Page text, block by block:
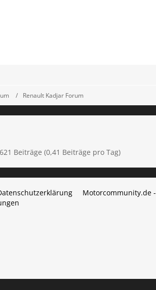
Renault Kadjar Forum
Beiträge (0,41 Beiträge pro Tag)
Motorcommunity.de